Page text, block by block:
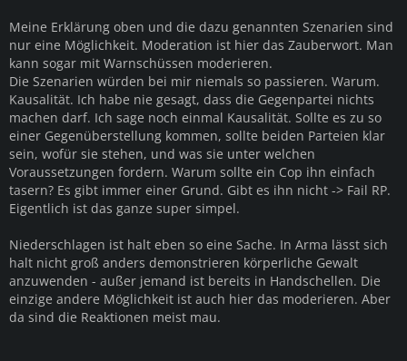
Meine Erklärung oben und die dazu genannten Szenarien sind
nur eine Möglichkeit. Moderation ist hier das Zauberwort. Man
kann sogar mit Warnschüssen moderieren.
Die Szenarien würden bei mir niemals so passieren. Warum.
Kausalität. Ich habe nie gesagt, dass die Gegenpartei nichts
machen darf. Ich sage noch einmal Kausalität. Sollte es zu so
einer Gegenüberstellung kommen, sollte beiden Parteien klar
sein, wofür sie stehen, und was sie unter welchen
Voraussetzungen fordern. Warum sollte ein Cop ihn einfach
tasern? Es gibt immer einer Grund. Gibt es ihn nicht -> Fail RP.
Eigentlich ist das ganze super simpel.
Niederschlagen ist halt eben so eine Sache. In Arma lässt sich
halt nicht groß anders demonstrieren körperliche Gewalt
anzuwenden - außer jemand ist bereits in Handschellen. Die
einzige andere Möglichkeit ist auch hier das moderieren. Aber
da sind die Reaktionen meist mau.